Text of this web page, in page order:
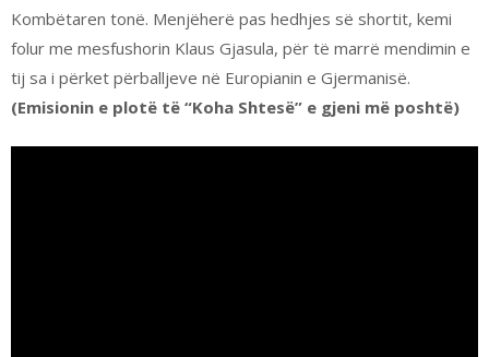
Kombëtaren tonë. Menjëherë pas hedhjes së shortit, kemi
folur me mesfushorin Klaus Gjasula, për të marrë mendimin e
tij sa i përket përballjeve në Europianin e Gjermanisë.
(Emisionin e plotë të “Koha Shtesë” e gjeni më poshtë)